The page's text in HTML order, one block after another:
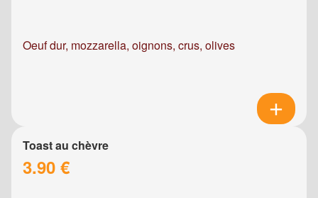
Oeuf dur, mozzarella, oignons, crus, olives
Toast au chèvre
3.90 €